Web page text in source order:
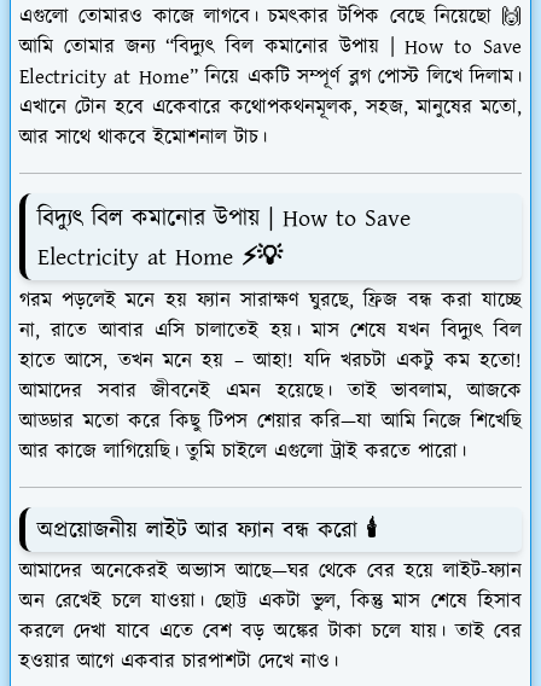
এগুলো তোমারও কাজে লাগবে। চমৎকার টপিক বেছে নিয়েছো 🙌
আমি তোমার জন্য“বিদ্যুৎ বিল কমানোর উপায় | How to Save
Electricity at Home”নিয়ে একটি সম্পূর্ণ ব্লগ পোস্ট লিখে দিলাম।
এখানে টোন হবে একেবারে কথোপকথনমূলক, সহজ, মানুষের মতো,
আর সাথে থাকবে ইমোশনাল টাচ।
বিদ্যুৎ বিল কমানোর উপায় | How to Save
Electricity at Home ⚡💡
গরম পড়লেই মনে হয় ফ্যান সারাক্ষণ ঘুরছে, ফ্রিজ বন্ধ করা যাচ্ছে
না, রাতে আবার এসি চালাতেই হয়। মাস শেষে যখন বিদ্যুৎ বিল
হাতে আসে, তখন মনে হয় – আহা! যদি খরচটা একটু কম হতো!
আমাদের সবার জীবনেই এমন হয়েছে। তাই ভাবলাম, আজকে
আড্ডার মতো করে কিছু টিপস শেয়ার করি—যা আমি নিজে শিখেছি
আর কাজে লাগিয়েছি। তুমি চাইলে এগুলো ট্রাই করতে পারো।
অপ্রয়োজনীয় লাইট আর ফ্যান বন্ধ করো 🕯️
আমাদের অনেকেরই অভ্যাস আছে—ঘর থেকে বের হয়ে লাইট-ফ্যান
অন রেখেই চলে যাওয়া। ছোট্ট একটা ভুল, কিন্তু মাস শেষে হিসাব
করলে দেখা যাবে এতে বেশ বড় অঙ্কের টাকা চলে যায়। তাই বের
হওয়ার আগে একবার চারপাশটা দেখে নাও।